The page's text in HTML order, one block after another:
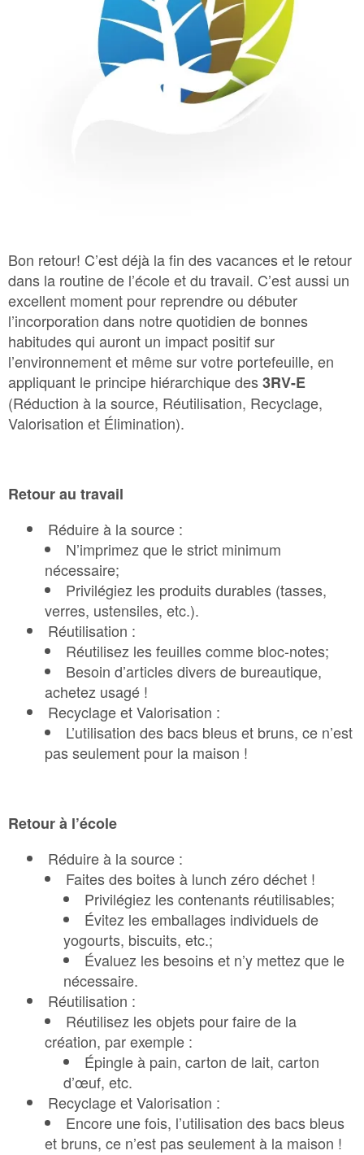
Bac Brun – Matières organiques
Bac Vert – Déchets
Bon retour! C’est déjà la fin des vacances et le retour
dans la routine de l’école et du travail. C’est aussi un
excellent moment pour reprendre ou débuter
l’incorporation dans notre quotidien de bonnes
habitudes qui auront un impact positif sur
l’environnement et même sur votre portefeuille, en
appliquant le principe hiérarchique des3RV-E
(Réduction à la source, Réutilisation, Recyclage,
Valorisation et Élimination).
Retour au travail
Réduire à la source :
N’imprimez que le strict minimum
nécessaire;
Privilégiez les produits durables (tasses,
verres, ustensiles, etc.).
Réutilisation :
Réutilisez les feuilles comme bloc-notes;
Besoin d’articles divers de bureautique,
achetez usagé !
Recyclage et Valorisation :
L’utilisation des bacs bleus et bruns, ce n’est
pas seulement pour la maison !
Retour à l’école
Réduire à la source :
Faites des boites à lunch zéro déchet !
Privilégiez les contenants réutilisables;
Évitez les emballages individuels de
yogourts, biscuits, etc.;
Évaluez les besoins et n’y mettez que le
nécessaire.
Réutilisation :
Réutilisez les objets pour faire de la
création, par exemple :
Épingle à pain, carton de lait, carton
d’œuf, etc.
Recyclage et Valorisation :
Encore une fois, l’utilisation des bacs bleus
et bruns, ce n’est pas seulement à la maison !